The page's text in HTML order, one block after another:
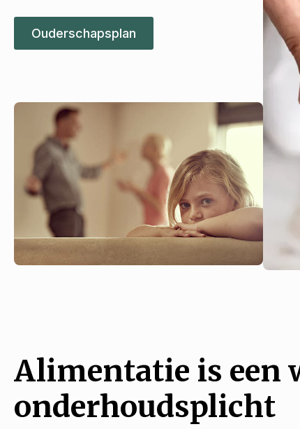
Ouderschapsplan
Alimentatie is een
onderhoudsplicht